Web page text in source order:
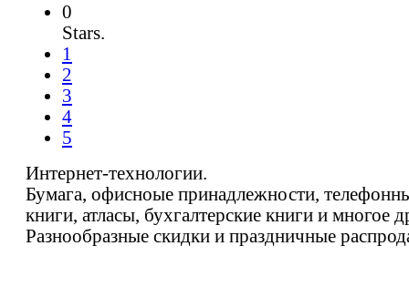
0
Stars.
1
2
3
4
5
Интернет-технологии.
Бумага, офисноые принадлежности,
книги, атласы, бухгалтерские книги и многое
Разнообразные скидки и праздничные